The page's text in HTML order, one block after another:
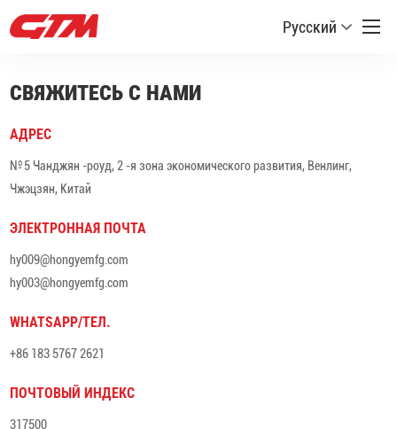
Русский
СВЯЖИТЕСЬ С НАМИ
АДРЕС
№ 5 Чанджян -роуд, 2 -я зона экономического развития, Венлинг,
Чжэцзян, Китай
ЭЛЕКТРОННАЯ ПОЧТА
hy009@hongyemfg.com
hy003@hongyemfg.com
WHATSAPP/ТЕЛ.
+86 183 5767 2621
ПОЧТОВЫЙ ИНДЕКС
317500